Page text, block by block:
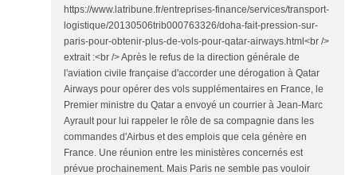
https://www.latribune.fr/entreprises-finance/services/transport-
logistique/20130506trib000763326/doha-fait-pression-sur-
paris-pour-obtenir-plus-de-vols-pour-qatar-airways.html<br />
extrait :<br /> Après le refus de la direction générale de
l'aviation civile française d'accorder une dérogation à Qatar
Airways pour opérer des vols supplémentaires en France, le
Premier ministre du Qatar a envoyé un courrier à Jean-Marc
Ayrault pour lui rappeler le rôle de sa compagnie dans les
commandes d'Airbus et des emplois que cela génère en
France. Une réunion entre les ministères concernés est
prévue prochainement. Mais Paris ne semble pas vouloir